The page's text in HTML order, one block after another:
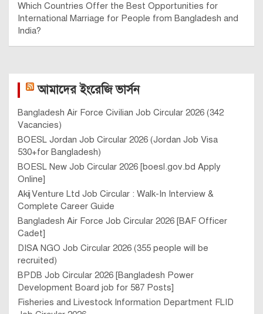
Which Countries Offer the Best Opportunities for
International Marriage for People from Bangladesh and
India?
আমাদের ইংরেজি ভার্সন
Bangladesh Air Force Civilian Job Circular 2026 (342
Vacancies)
BOESL Jordan Job Circular 2026 (Jordan Job Visa
530+for Bangladesh)
BOESL New Job Circular 2026 [boesl.gov.bd Apply
Online]
Akij Venture Ltd Job Circular : Walk-In Interview &
Complete Career Guide
Bangladesh Air Force Job Circular 2026 [BAF Officer
Cadet]
DISA NGO Job Circular 2026 (355 people will be
recruited)
BPDB Job Circular 2026 [Bangladesh Power
Development Board job for 587 Posts]
Fisheries and Livestock Information Department FLID